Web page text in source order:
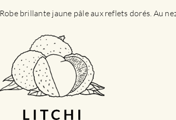
Robe brillante jaune pâle aux reflets dorés. Au